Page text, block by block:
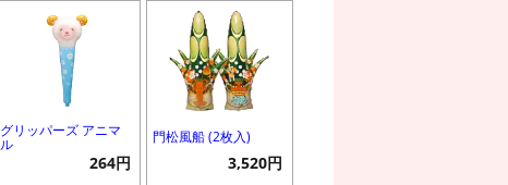
グリッパーズ アニマ
ル
264円
門松風船 (2枚入)
3,520円